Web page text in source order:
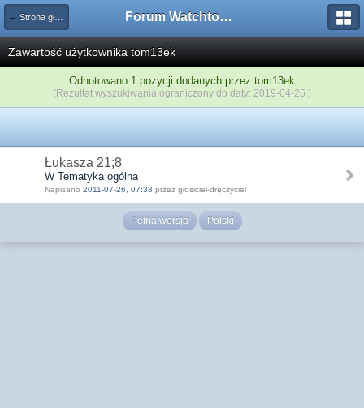
← Strona główna Forum Watchtower
Zawartość użytkownika tom13ek
Odnotowano 1 pozycji dodanych przez tom13ek
(Rezultat wyszukiwania ograniczony do daty: 2019-04-26 )
Łukasza 21;8
W Tematyka ogólna
Napisano 2011-07-26, 07:38 przez głosiciel-dręczyciel
Pełna wersja Polski